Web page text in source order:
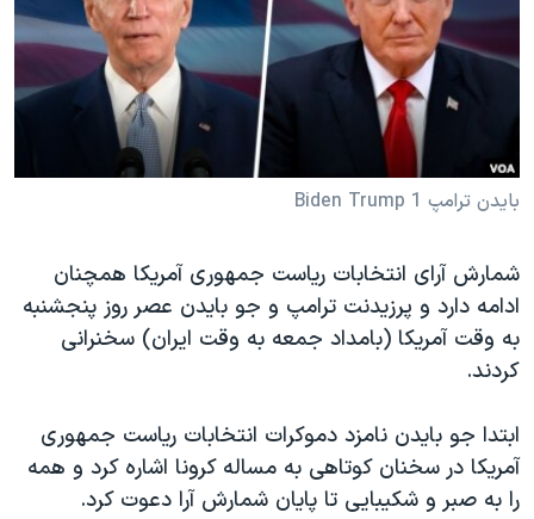
فرهنگ و زندگی
حقوق شهروندی
اقتصادی
علم و فناوری
اسرائیل در جنگ
آرشیو پخش زنده
مستندها
انتخابات ریاست جمهوری آمریکا ۲۰۲۴
حمله جمهوری اسلامی به اسرائیل
رمز مهسا
ورزش زنان در ایران
مجموعه مستندهای دادخواهی
تریبونال مردمی آبان ۹۸
دادگاه حمید نوری
قانون شفافیت دارائی کادر رهبری ایران
اعتراضات مردمی آبان ۹۸
دنبال کنید
زبانهای مختلف
بایدن ترامپ Biden Trump 1
شمارش آرای انتخابات ریاست جمهوری آمریکا همچنان
ادامه دارد و پرزیدنت ترامپ و جو بایدن عصر روز پنجشنبه
به وقت آمریکا (بامداد جمعه به وقت ایران) سخنرانی
کردند.
ابتدا جو بایدن نامزد دموکرات انتخابات ریاست جمهوری
آمریکا در سخنان کوتاهی به مساله کرونا اشاره کرد و همه
را به صبر و شکیبایی تا پایان شمارش آرا دعوت کرد.